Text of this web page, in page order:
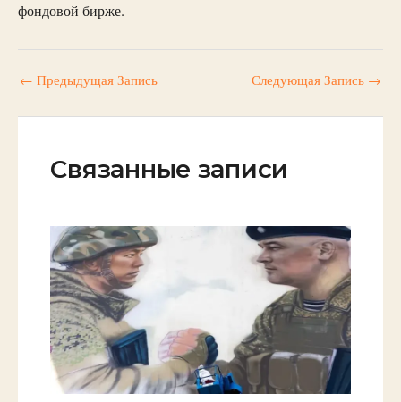
фондовой бирже.
← Предыдущая Запись Следующая Запись →
Связанные записи